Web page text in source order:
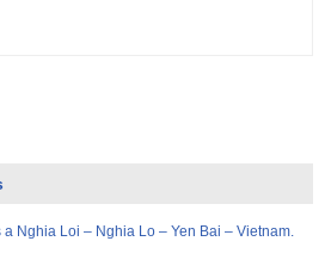
Nghia Loi – Nghia Lo – Yen Bai – Vietnam.